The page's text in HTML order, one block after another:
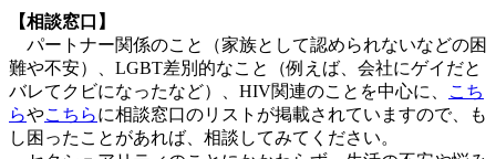
【相談窓口】
パートナー関係のこと（家族として認められないなどの困
難や不安）、LGBT差別的なこと（例えば、会社にゲイだと
バレてクビになったなど）、HIV関連のことを中心に、
こち
らやこちらに相談窓口のリストが掲載されていますので、も
し困ったことがあれば、相談してみてください。